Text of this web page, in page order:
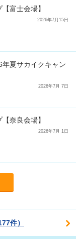
富士会場】
2026年7月15日
夏サカイクキャン
2026年7月 7日
奈良会場】
2026年7月 1日
件）